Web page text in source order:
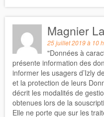
Magnier
25 juillet 2019 à 10
"Données à
présente information des
informer les usagers d’Izly
et la protection de leurs
décrit les modalités de
obtenues lors de la
Elle ne porte que sur les